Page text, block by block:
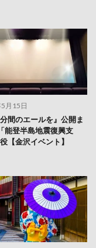
月15日
間のエールを』公開ま
能登半島地震復興支
【金沢イベント】